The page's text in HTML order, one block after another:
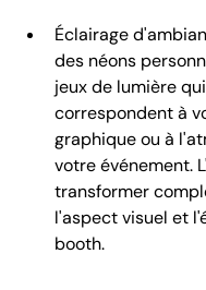
Éclairage
des néons
jeux de lumière qui
correspondent à
graphique ou à
votre événement.
transformer
l'aspect visuel et
booth.